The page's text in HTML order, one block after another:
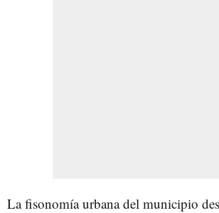
La fisonomía urbana del municipio